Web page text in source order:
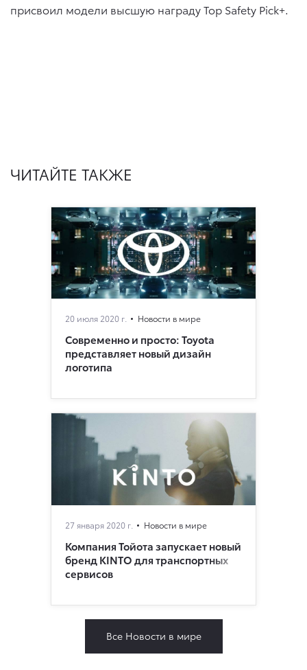
присвоил модели высшую награду Top Safety Pick+.
ЧИТАЙТЕ ТАКЖЕ
20 июля 2020 г. Новости в мире
Современно и просто: Toyota
представляет новый дизайн
логотипа
27 января 2020 г. Новости в мире
Компания Тойота запускает новый
бренд KINTO для транспортных
сервисов
Все Новости в мире